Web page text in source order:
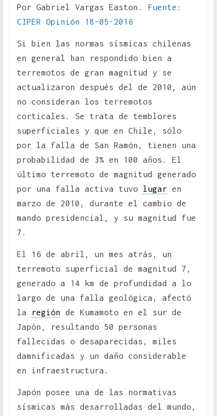
Por Gabriel Vargas Easton. Fuente:
CIPER Opinión 18-05-2016
Si bien las normas sísmicas chilenas
en general han respondido bien a
terremotos de gran magnitud y se
actualizaron después del de 2010, aún
no consideran los terremotos
corticales. Se trata de temblores
superficiales y que en Chile, sólo
por la falla de San Ramón, tienen una
probabilidad de 3% en 100 años. El
último terremoto de magnitud generado
por una falla activa tuvo lugar en
marzo de 2010, durante el cambio de
mando presidencial, y su magnitud fue
7.
El 16 de abril, un mes atrás, un
terremoto superficial de magnitud 7,
generado a 14 km de profundidad a lo
largo de una falla geológica, afectó
la
región de Kumamoto en el sur de
Japón, resultando 50 personas
fallecidas o desaparecidas, miles
damnificadas y un daño considerable
en infraestructura.
Japón posee una de las normativas
sísmicas más desarrolladas del mundo,